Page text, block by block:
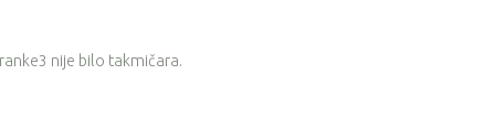
nije bilo takmičara.